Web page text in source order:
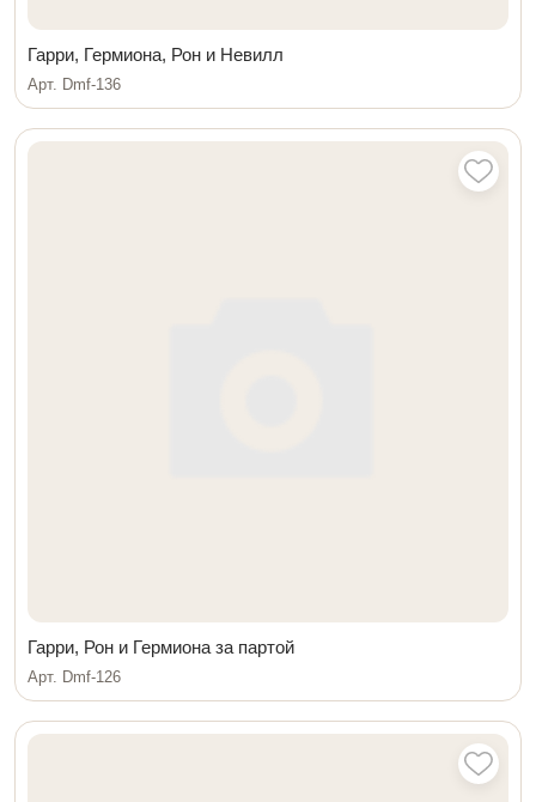
Гарри, Гермиона, Рон и Невилл
Арт. Dmf-136
Гарри, Рон и Гермиона за партой
Арт. Dmf-126